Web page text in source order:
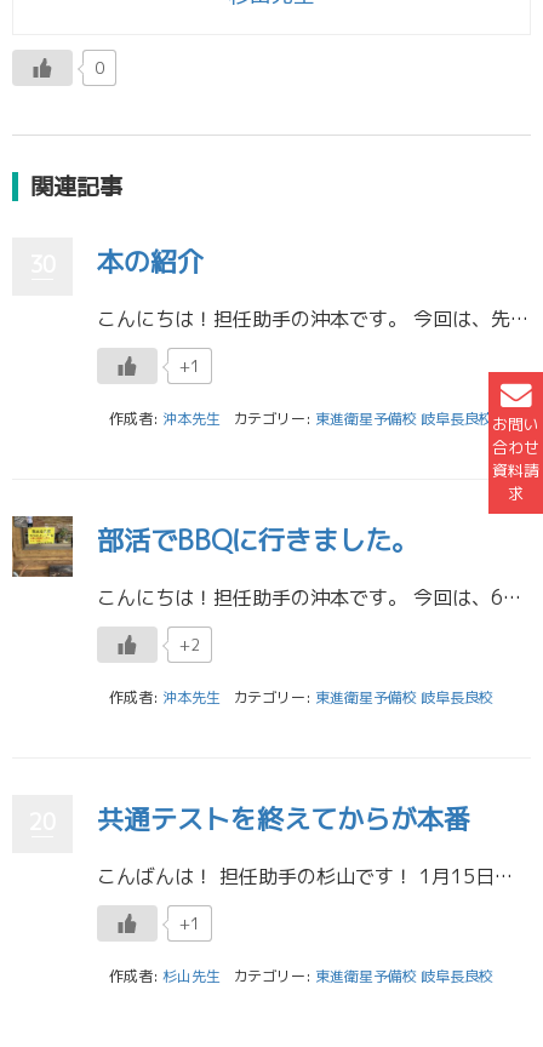
お問い
合わせ
資料請
求
0
関連記事
本の紹介
こんにちは！担任助手の沖本です。 今回は、先日読んだ本について紹介したいと思います。 私は時間があれば図書館に行くほど読書が好きなのですが、最近では、「一次元の挿し木」というミステリー小説を読みました。 この本のあらすじ […]
+1
作成者: 沖本先生 カテゴリー: 東進衛星予備校 岐阜長良校
部活でBBQに行きました。
こんにちは！担任助手の沖本です。 今回は、6月27日に文殊の森バーベキュー場でBBQをしたのでそのことについて書きたいと思います。 岐阜薬科大学では7月27日から前期末試験が始まるので、部活も一か月前のこの時期に終了にな […]
+2
作成者: 沖本先生 カテゴリー: 東進衛星予備校 岐阜長良校
共通テストを終えてからが本番
こんばんは！ 担任助手の杉山です！ 1月15日、16日に共通テストがありましたね。 受験生の皆さんは本当にお疲れ様でした！ 去年の共通テストの難易度を受けて、日々不安な中で ここまで頑張ってきた皆さんは本当にすごいと思い […]
+1
作成者: 杉山先生 カテゴリー: 東進衛星予備校 岐阜長良校